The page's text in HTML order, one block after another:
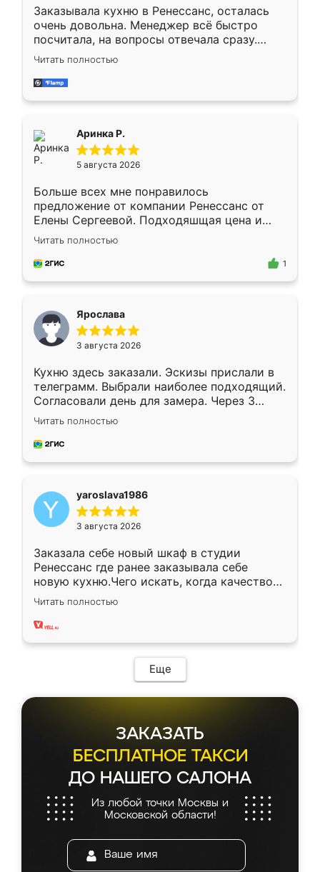
Заказывала кухню в Ренессанс, осталась
очень довольна. Менеджер всё быстро
посчитала, на вопросы отвечала сразу.
Замерщик приехал в субботу, подошёл к
делу со всей ответственностью. Собрали
за день, ребята работали аккуратно, даже
Читать полностью
Аринка Р.
5 августа 2026
Больше всех мне понравилось
предложение от компании Ренессанс от
Елены Сергеевой. Подходяшщая цена и
короткие сроки изготовления. Приехавший
для замера сотрудник Владислав
предложил по моему эскизу самый
Читать полностью
1
Ярослава
3 августа 2026
Кухню здесь заказали. Эскизы прислали в
телеграмм. Выбрали наиболее подходящий.
Согласовали день для замера. Через 3
недели кухня была уже готова. Остались
довольны работой. Спасибо Ренессанс
мебель за качественную работу!
Читать полностью
yaroslava1986
3 августа 2026
Заказала себе новый шкаф в студии
Ренессанс где ранее заказывала себе
новую кухню.Чего искать, когда качеством
вполне довольна. Служит кухня уже почти
два года, нареканий нет.
Читать полностью
Еще
ЗАКАЗАТЬ
БЕСПЛАТНОЕ ТАКСИ
ДО НАШЕГО САЛОНА
Из любой точки Москвы и
Московской области!